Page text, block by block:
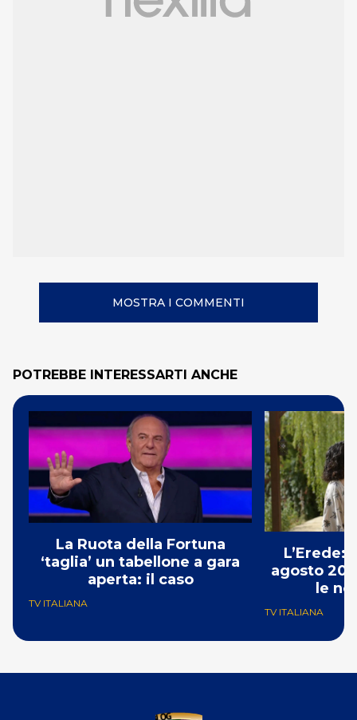
MOSTRA I COMMENTI
POTREBBE INTERESSARTI ANCHE
La Ruota della Fortuna
‘taglia’ un tabellone a gara
aperta: il caso
TV ITALIANA
L’Erede:
agosto
le
TV ITALIANA